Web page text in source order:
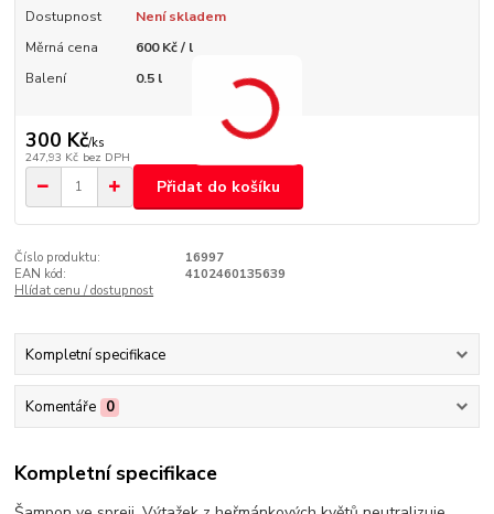
Dostupnost
Není skladem
Měrná cena
600 Kč / l
Balení
0.5 l
300 Kč/ks
247,93 Kč bez DPH
Přidat do košíku
Číslo produktu:
16997
EAN kód:
4102460135639
Hlídat cenu / dostupnost
Kompletní specifikace
Komentáře 0
Kompletní specifikace